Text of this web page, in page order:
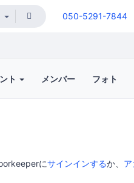
050-5291-7844
ト メンバー フォト
にサインインするか、 ア